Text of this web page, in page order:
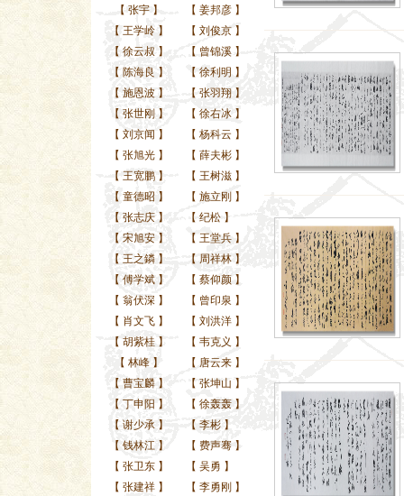
【 张宇】 【 姜邦彦 】
【 王学岭】 【 刘俊京 】
【 徐云叔 】 【 曾锦溪 】
【 陈海良 】 【 徐利明 】
【 施恩波】 【 张羽翔 】
【 张世刚 】 【 徐右冰 】
【 刘京闻 】 【 杨科云 】
【 张旭光】 【 薛夫彬 】
【 王宽鹏】 【 王树滋 】
【 童德昭 】 【 施立刚 】
【 张志庆】 【 纪松 】
【 宋旭安】 【 王堂兵 】
【 王之鏻】 【 周祥林 】
【 傅学斌】 【 蔡仰颜 】
【 翁伏深】 【 曾印泉 】
【 肖文飞】 【 刘洪洋 】
【 胡紫桂】 【 韦克义 】
【 林峰】 【 唐云来 】
【 曹宝麟】 【 张坤山 】
【 丁申阳 】 【 徐轰轰 】
【 谢少承】 【 李彬 】
【 钱林江】 【 费声骞 】
【 张卫东】 【 吴勇 】
【 张建祥】 【 李勇刚 】